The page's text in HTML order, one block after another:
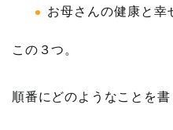
お母さんの健康と幸
この３つ。
順番にどのようなことを書